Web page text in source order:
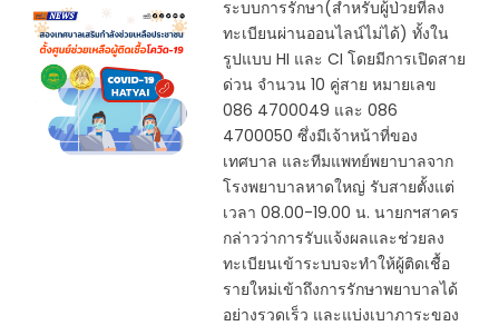
ระบบการรักษา(สำหรับผู้ป่วยที่ลง
ทะเบียนผ่านออนไลน์ไม่ได้) ทั้งใน
รูปแบบ HI และ CI โดยมีการเปิดสาย
ด่วน จำนวน 10 คู่สาย หมายเลข
086 4700049 และ 086
4700050 ซึ่งมีเจ้าหน้าที่ของ
เทศบาล และทีมแพทย์พยาบาลจาก
โรงพยาบาลหาดใหญ่ รับสายตั้งแต่
เวลา 08.00-19.00 น. นายกฯสาคร
กล่าวว่าการรับแจ้งผลและช่วยลง
ทะเบียนเข้าระบบจะทำให้ผู้ติดเชื้อ
รายใหม่เข้าถึงการรักษาพยาบาลได้
อย่างรวดเร็ว และแบ่งเบาภาระของ